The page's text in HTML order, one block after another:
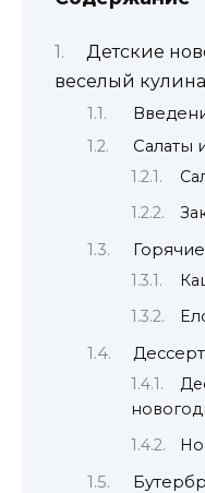
Детские
веселый
Салаты